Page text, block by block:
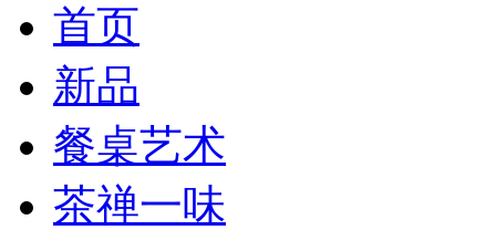
首页
新品
餐桌艺术
茶禅一味